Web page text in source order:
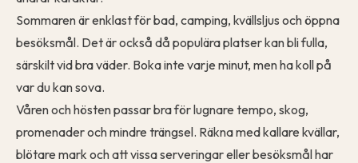
Sommaren är enklast för bad, camping, kvällsljus och öppna
besöksmål. Det är också då populära platser kan bli fulla,
särskilt vid bra väder. Boka inte varje minut, men ha koll på
var du kan sova.
Våren och hösten passar bra för lugnare tempo, skog,
promenader och mindre trängsel. Räkna med kallare kvällar,
blötare mark och att vissa serveringar eller besöksmål har